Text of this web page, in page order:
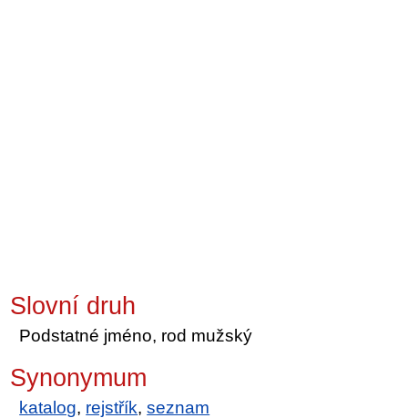
Slovní druh
Podstatné jméno, rod mužský
Synonymum
katalog, rejstřík,seznam